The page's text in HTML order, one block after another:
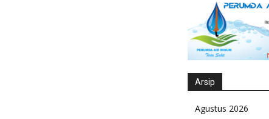
Arsip
Agustus 2026